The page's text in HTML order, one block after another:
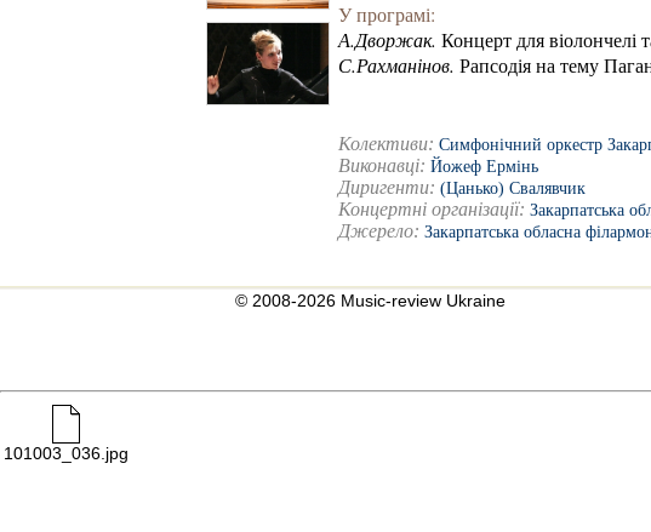
У програмі:
А.Дворжак. Концерт для віолончелі
С.Рахманінов. Рапсодія на тему
Колективи: Симфонічний оркестр
Виконавці: Йожеф Ермінь
Диригенти: (Цанько) Свалявчик
Концертні організації: Закарпатська
Джерело: Закарпатська обласна
© 2008-2026 Music-review Ukraine
101003_036.jpg